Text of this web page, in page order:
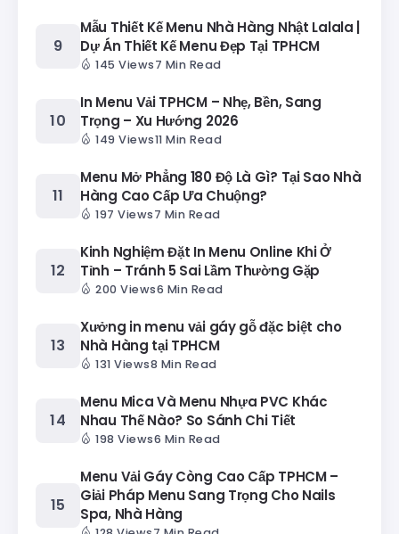
Mẫu Thiết Kế Menu Nhà Hàng Nhật Lalala |
Dự Án Thiết Kế Menu Đẹp Tại TPHCM
145 Views7 Min Read
In Menu Vải TPHCM – Nhẹ, Bền, Sang
Trọng – Xu Hướng 2026
149 Views11 Min Read
Menu Mở Phẳng 180 Độ Là Gì? Tại Sao Nhà
Hàng Cao Cấp Ưa Chuộng?
197 Views7 Min Read
Kinh Nghiệm Đặt In Menu Online Khi Ở
Tỉnh – Tránh 5 Sai Lầm Thường Gặp
200 Views6 Min Read
Xưởng in menu vải gáy gỗ đặc biệt cho
Nhà Hàng tại TPHCM
131 Views8 Min Read
Menu Mica Và Menu Nhựa PVC Khác
Nhau Thế Nào? So Sánh Chi Tiết
198 Views6 Min Read
Menu Vải Gáy Còng Cao Cấp TPHCM –
Giải Pháp Menu Sang Trọng Cho Nails
Spa, Nhà Hàng